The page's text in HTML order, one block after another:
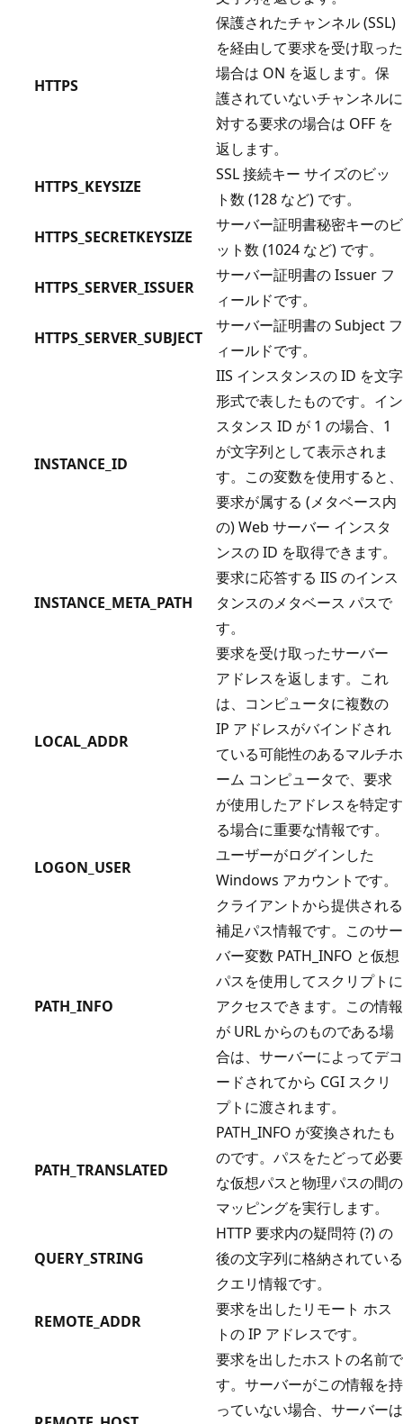
HTTPS
保護されたチャンネル (SSL)
を経由して要求を受け取った
場合は ON を返します。保
護されていないチャンネルに
対する要求の場合は OFF を
返します。
HTTPS_KEYSIZE
SSL 接続キー サイズのビッ
ト数 (128 など) です。
HTTPS_SECRETKEYSIZE
サーバー証明書秘密キーのビ
ット数 (1024 など) です。
HTTPS_SERVER_ISSUER
サーバー証明書の Issuer フ
ィールドです。
HTTPS_SERVER_SUBJECT
サーバー証明書の Subject フ
ィールドです。
INSTANCE_ID
IIS インスタンスの ID を文字
形式で表したものです。イン
スタンス ID が 1 の場合、1
が文字列として表示されま
す。この変数を使用すると、
要求が属する (メタベース内
の) Web サーバー インスタ
ンスの ID を取得できます。
INSTANCE_META_PATH
要求に応答する IIS のインス
タンスのメタベース パスで
す。
LOCAL_ADDR
要求を受け取ったサーバー
アドレスを返します。これ
は、コンピュータに複数の
IP アドレスがバインドされ
ている可能性のあるマルチホ
ーム コンピュータで、要求
が使用したアドレスを特定す
る場合に重要な情報です。
LOGON_USER
ユーザーがログインした
Windows アカウントです。
PATH_INFO
クライアントから提供される
補足パス情報です。このサー
バー変数 PATH_INFO と仮想
パスを使用してスクリプトに
アクセスできます。この情報
が URL からのものである場
合は、サーバーによってデコ
ードされてから CGI スクリ
プトに渡されます。
PATH_TRANSLATED
PATH_INFO が変換されたも
のです。パスをたどって必要
な仮想パスと物理パスの間の
マッピングを実行します。
QUERY_STRING
HTTP 要求内の疑問符 (?) の
後の文字列に格納されている
クエリ情報です。
REMOTE_ADDR
要求を出したリモート ホス
トの IP アドレスです。
要求を出したホストの名前で
す。サーバーがこの情報を持
っていない場合、サーバーは